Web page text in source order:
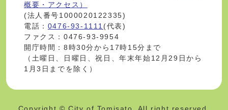
概要・アクセス）
(法人番号1000020122335)
電話： 0476-93-1111(代表)
ファクス：0476-93-9954
開庁時間：8時30分から17時15分まで
（土曜日、日曜日、祝日、年末年始12月29日から
1月3日までを除く）